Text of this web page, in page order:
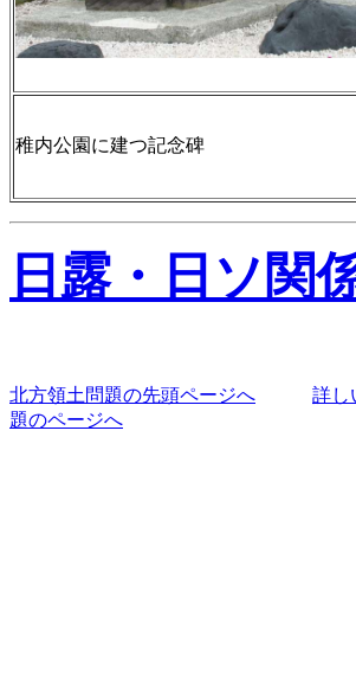
稚内公園に建つ記念碑
日露・日ソ
北方領土問題の先頭ページへ
詳し
題のページへ